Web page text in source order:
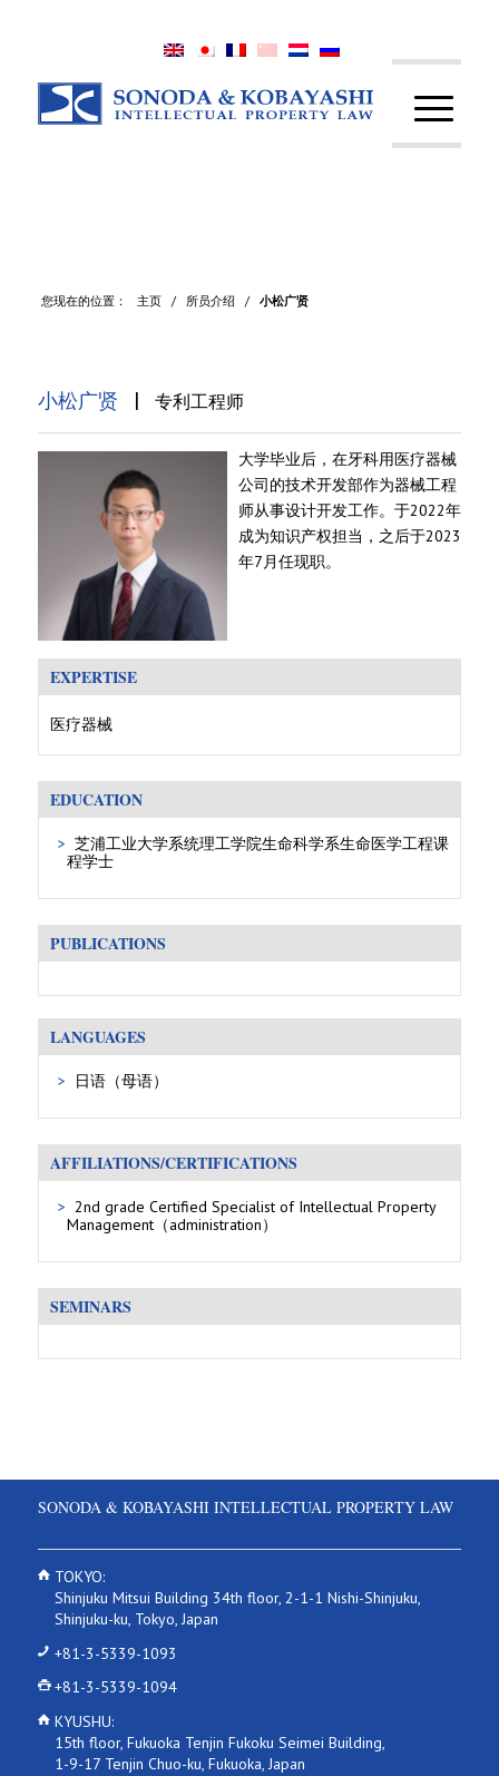
您现在的位置： 主页 / 所员介绍 / 小松广贤
小松广贤 | 专利工程师
大学毕业后，在牙科用医疗器械
公司的技术开发部作为器械工程
师从事设计开发工作。于2022年
成为知识产权担当，之后于2023
年7月任现职。
EXPERTISE
医疗器械
EDUCATION
芝浦工业大学系统理工学院生命科学系生命医学工程课
程学士
PUBLICATIONS
LANGUAGES
日语（母语）
AFFILIATIONS/CERTIFICATIONS
2nd grade Certified Specialist of Intellectual Property
Management（administration）
SEMINARS
SONODA & KOBAYASHI INTELLECTUAL PROPERTY LAW
TOKYO:
Shinjuku Mitsui Building 34th floor, 2-1-1 Nishi-Shinjuku,
Shinjuku-ku, Tokyo, Japan
+81-3-5339-1093
+81-3-5339-1094
KYUSHU:
15th floor, Fukuoka Tenjin Fukoku Seimei Building,
1-9-17 Tenjin Chuo-ku, Fukuoka, Japan